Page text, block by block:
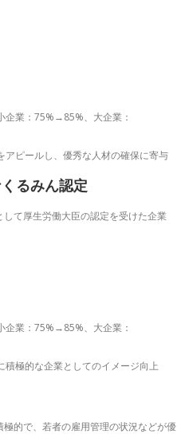
企業：75%→85%、大企業：
アピールし、優秀な人材の確保に寄与
るみん認定
て厚生労働大臣の認定を受けた企業
企業：75%→85%、大企業：
積極的な企業としてのイメージ向上
的で、若者の雇用管理の状況などが優